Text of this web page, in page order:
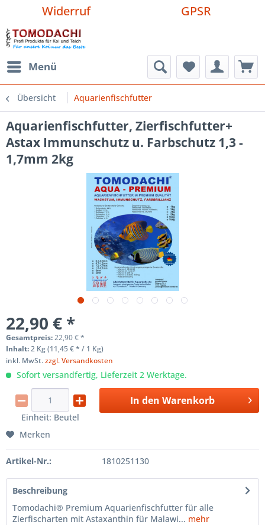
Widerruf GPSR
Menü
Übersicht Aquarienfischfutter
Aquarienfischfutter, Zierfischfutter+
Astax Immunschutz u. Farbschutz 1,3 -
1,7mm 2kg
22,90 € *
Gesamtpreis:22,90€*
Inhalt:2 Kg (11,45 € * / 1 Kg)
inkl. MwSt.zzgl. Versandkosten
Sofort versandfertig, Lieferzeit 2 Werktage.
Einheit: Beutel
In den Warenkorb
Merken
Artikel-Nr.: 1810251130
Beschreibung
Tomodachi® Premium Aquarienfischfutter für alle
Zierfischarten mit Astaxanthin für Malawi... mehr